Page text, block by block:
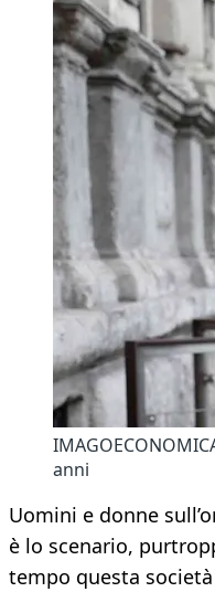
anni
Uomini e donne
è lo scenario,
tempo questa